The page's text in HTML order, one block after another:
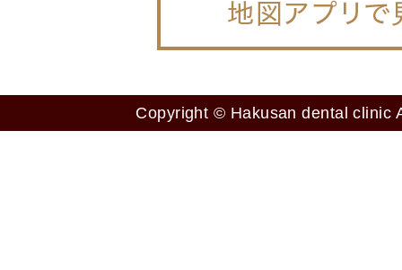
Copyright © Hakusan dental clinic